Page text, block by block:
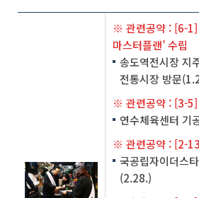
※ 관련공약 : [6-1]
마스터플랜’ 수립
송도역전시장 지
전통시장 방문
※ 관련공약 : [3-5]
연수체육센터 기
※ 관련공약 : [2-
국공립자이더스
(2.28.)